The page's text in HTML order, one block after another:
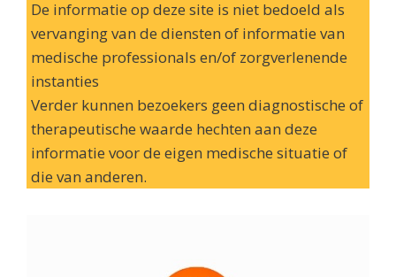
De informatie op deze site is niet bedoeld als
vervanging van de diensten of informatie van
medische professionals en/of zorgverlenende
instanties
Verder kunnen bezoekers geen diagnostische of
therapeutische waarde hechten aan deze
informatie voor de eigen medische situatie of
die van anderen.